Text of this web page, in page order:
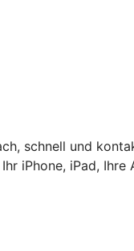
schnell und
iPhone, iPad,